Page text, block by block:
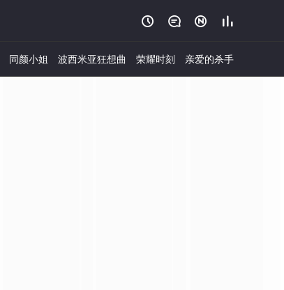
   
同颜小姐 波西米亚狂想曲 荣耀时刻 亲爱的杀手